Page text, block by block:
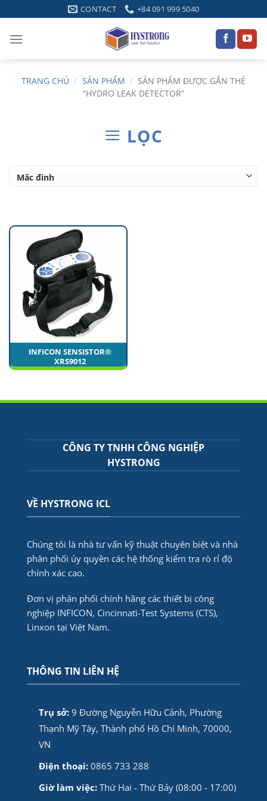
to
content
CONTACT +84 091 999 5040
TRANG CHỦ / SẢN PHẨM / SẢN PHẨM ĐƯỢC GẮN THẺ
“HYDRO LEAK DETECTOR”
LỌC
INFICON SENSISTOR®
XRS9012
CÔNG TY TNHH CÔNG NGHIỆP
HYSTRONG
VỀ HYSTRONG ICL
Chúng tôi là nhà tư vấn kỹ thuật chuyên biệt và nhà
phân phối ủy quyền các hệ thống kiểm tra rò rỉ độ
chính xác cao.
Đơn vị phân phối chính hãng các thiết bị công
nghiệp INFICON, Cincinnati-Test Systems (CTS),
Linxon tại Việt Nam.
THÔNG TIN LIÊN HỆ
Trụ sở: 9 Đường Nguyễn Hữu Cảnh, Phường
Thạnh Mỹ Tây, Thành phố Hồ Chí Minh, 70000,
VN
Điện thoại:0865 733 288
Giờ làm việc:Thứ Hai - Thứ Bảy (08:00 - 17:00)